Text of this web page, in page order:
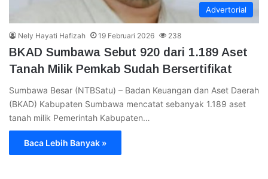
Advertorial
Nely Hayati Hafizah 19 Februari 2026 238
BKAD Sumbawa Sebut 920 dari 1.189 Aset
Tanah Milik Pemkab Sudah Bersertifikat
Sumbawa Besar (NTBSatu) – Badan Keuangan dan Aset Daerah
(BKAD) Kabupaten Sumbawa mencatat sebanyak 1.189 aset
tanah milik Pemerintah Kabupaten…
Baca Lebih Banyak »